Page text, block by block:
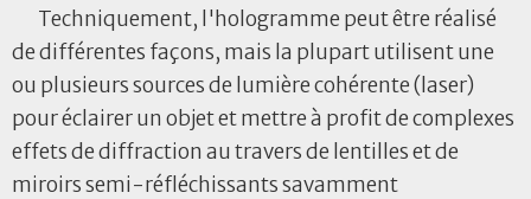
Techniquement, l'hologramme peut être réalisé
de différentes façons, mais la plupart utilisent une
ou plusieurs sources de lumière cohérente (laser)
pour éclairer un objet et mettre à profit de complexes
effets de diffraction au travers de lentilles et de
miroirs semi-réfléchissants savamment